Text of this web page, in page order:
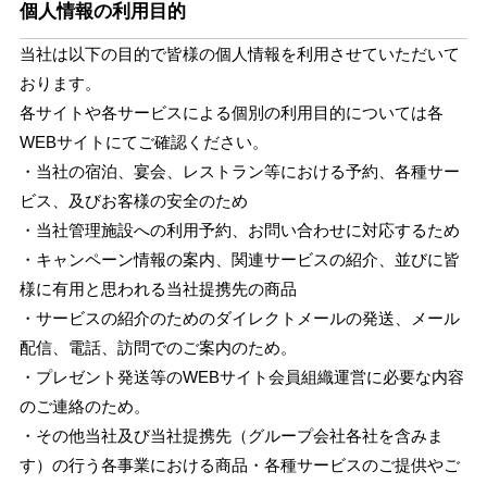
個人情報の利用目的
当社は以下の目的で皆様の個人情報を利用させていただいて
おります。
各サイトや各サービスによる個別の利用目的については各
WEBサイトにてご確認ください。
・当社の宿泊、宴会、レストラン等における予約、各種サー
ビス、及びお客様の安全のため
・当社管理施設への利用予約、お問い合わせに対応するため
・キャンペーン情報の案内、関連サービスの紹介、並びに皆
様に有用と思われる当社提携先の商品
・サービスの紹介のためのダイレクトメールの発送、メール
配信、電話、訪問でのご案内のため。
・プレゼント発送等のWEBサイト会員組織運営に必要な内容
のご連絡のため。
・その他当社及び当社提携先（グループ会社各社を含みま
す）の行う各事業における商品・各種サービスのご提供やご